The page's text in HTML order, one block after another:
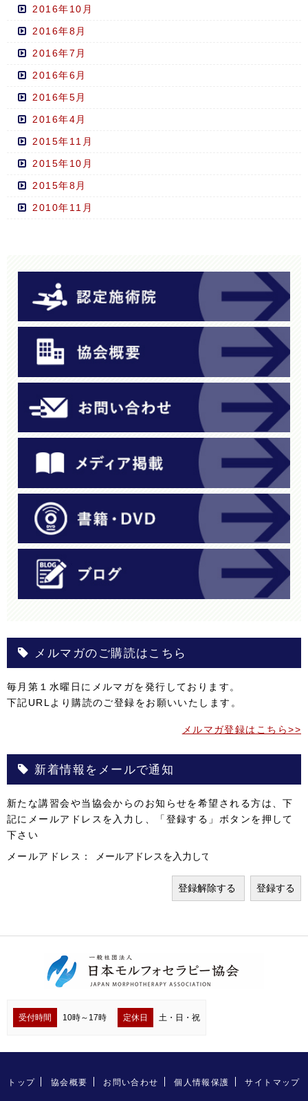
2016年10月
2016年8月
2016年7月
2016年6月
2016年5月
2016年4月
2015年11月
2015年10月
2015年8月
2010年11月
メルマガのご購読はこちら
毎月第１水曜日にメルマガを発行しております。
下記URLより購読のご登録をお願いいたします。
メルマガ登録はこちら>>
新着情報をメールで通知
新たな講習会や当協会からのお知らせを希望される方は、下
記にメールアドレスを入力し、「登録する」ボタンを押して
下さい
メールアドレス：
受付時間 10時～17時 定休日 土・日・祝
トップ 協会概要 お問い合わせ 個人情報保護 サイトマップ